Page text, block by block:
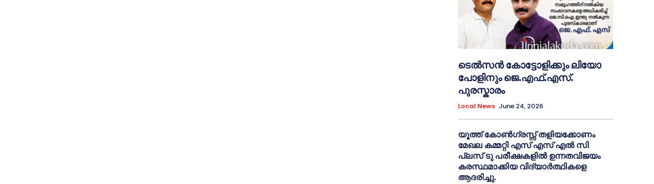
ടെൽസൻ കോട്ടോളിക്കും ലിയോ
പോളിനും ജെ.എഫ്.എസ്.
പുരസ്കാരം
Local News June 24, 2026
യൂത്ത് കോൺഗ്രസ്സ് തളിയക്കോണം
മേഖല കമ്മറ്റി എസ് എസ് എൽ സി
പ്ലസ് ടു പരീക്ഷകളിൽ ഉന്നതവിജയം
കരസ്ഥമാക്കിയ വിദ്യാർത്ഥികളെ
ആദരിച്ചു.